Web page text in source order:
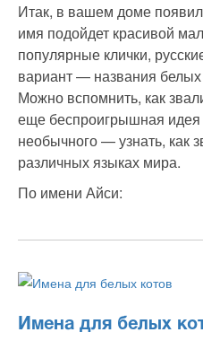
Итак, в вашем доме
имя подойдет красивой
популярные клички,
вариант — названия белых
Можно вспомнить, как
еще беспроигрышная идея
необычного — узнать, как
различных языках мира.
По имени Айси:
Имена для белых